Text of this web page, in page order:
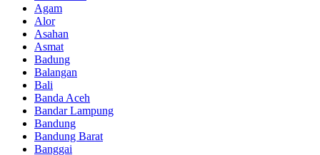
Agam
Alor
Asahan
Asmat
Badung
Balangan
Bali
Banda Aceh
Bandar Lampung
Bandung
Bandung Barat
Banggai